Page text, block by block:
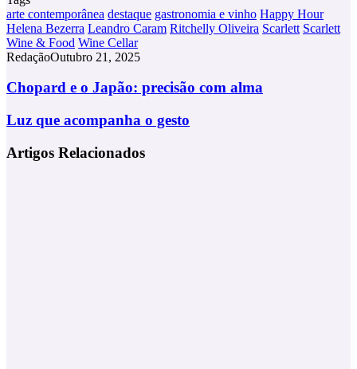
arte contemporânea destaque gastronomia e vinho Happy Hour
Helena Bezerra Leandro Caram Ritchelly Oliveira Scarlett Scarlett
Wine & Food Wine Cellar
RedaçãoOutubro 21, 2025
Chopard
o
Japão:
com
Chopard e o Japão: precisão com alma
Luz
acompanha
o
Luz que acompanha o gesto
Artigos Relacionados